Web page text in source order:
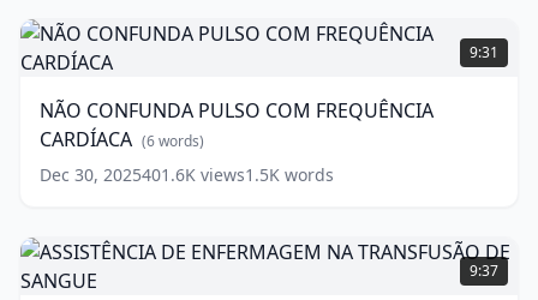
words)
NÃO
CONFUNDA
PULSO
FREQUÊNCIA
CARDÍACA (
words)
9:31
NÃO CONFUNDA PULSO COM FREQUÊNCIA
CARDÍACA (6words)
Dec 30, 2025401.6K views1.5K words
ASSISTÊNCIA
DE
ENFERMAGEM
9:37